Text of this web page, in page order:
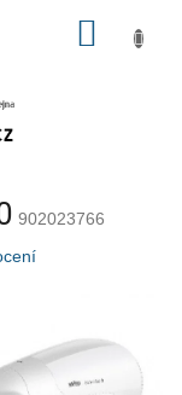
902023766